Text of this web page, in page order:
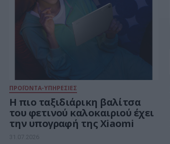
ΠΡΟΪΟΝΤΑ-ΥΠΗΡΕΣΙΕΣ
Η πιο ταξιδιάρικη βαλίτσα
του φετινού καλοκαιριού έχει
την υπογραφή της Xiaomi
31.07.2026